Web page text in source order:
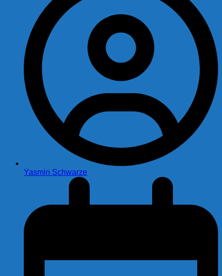
Yasmin Schwarze